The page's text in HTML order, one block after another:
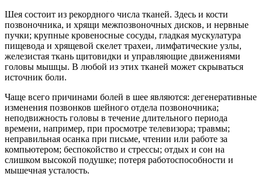
Шея состоит из рекордного числа тканей. Здесь и кости
позвоночника, и хрящи межпозвоночных дисков, и нервные
пучки; крупные кровеносные сосуды, гладкая мускулатура
пищевода и хрящевой скелет трахеи, лимфатические узлы,
железистая ткань щитовидки и управляющие движениями
головы мышцы. В любой из этих тканей может скрываться
источник боли.
Чаще всего причинами болей в шее являются: дегенеративные
изменения позвонков шейного отдела позвоночника;
неподвижность головы в течение длительного периода
времени, например, при просмотре телевизора; травмы;
неправильная осанка при письме, чтении или работе за
компьютером; беспокойство и стрессы; отдых и сон на
слишком высокой подушке; потеря работоспособности и
мышечная усталость.